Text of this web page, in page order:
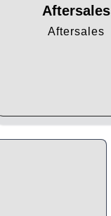
Aftersales
Aftersales